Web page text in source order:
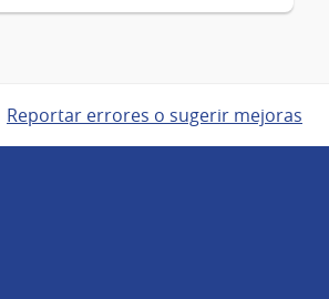
Reportar errores o sugerir mejoras